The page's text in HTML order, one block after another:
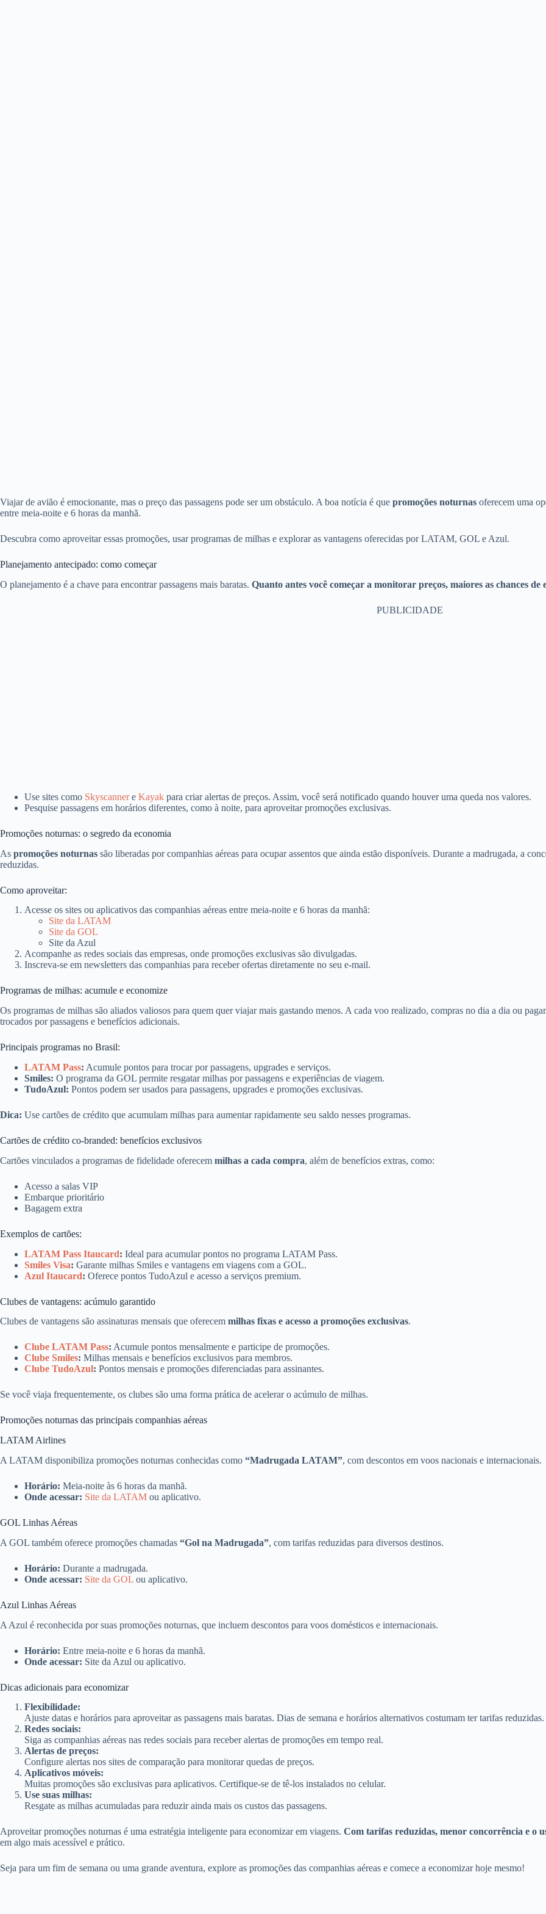
Viajar de avião é emocionante, mas o preço das passagens pode ser um obstáculo. A boa notícia é que promoções noturnas oferecem uma
entre meia-noite e 6 horas da manhã.
Descubra como aproveitar essas promoções, usar programas de milhas e explorar as vantagens oferecidas por LATAM, GOL e Azul.
Planejamento antecipado: como começar
O planejamento é a chave para encontrar passagens mais baratas. Quanto antes você começar a monitorar preços, maiores as chances de
PUBLICIDADE
Use sites como Skyscannere Kayak para criar alertas de preços. Assim, você será notificado quando houver uma queda nos valores.
Pesquise passagens em horários diferentes, como à noite, para aproveitar promoções exclusivas.
Promoções noturnas: o segredo da economia
As promoções noturnas são liberadas por companhias aéreas para ocupar assentos que ainda estão disponíveis. Durante a madrugada, a
reduzidas.
Como aproveitar:
Acesse os sites ou aplicativos das companhias aéreas entre meia-noite e 6 horas da manhã:
Site da LATAM
Site da GOL
Site da Azul
Acompanhe as redes sociais das empresas, onde promoções exclusivas são divulgadas.
Inscreva-se em newsletters das companhias para receber ofertas diretamente no seu e-mail.
Programas de milhas: acumule e economize
Os programas de milhas são aliados valiosos para quem quer viajar mais gastando menos. A cada voo realizado, compras no dia a dia ou
trocados por passagens e benefícios adicionais.
Principais programas no Brasil:
LATAM Pass: Acumule pontos para trocar por passagens, upgrades e serviços.
Smiles: O programa da GOL permite resgatar milhas por passagens e experiências de viagem.
TudoAzul: Pontos podem ser usados para passagens, upgrades e promoções exclusivas.
Dica: Use cartões de crédito que acumulam milhas para aumentar rapidamente seu saldo nesses programas.
Cartões de crédito co-branded: benefícios exclusivos
Cartões vinculados a programas de fidelidade oferecem milhas a cada compra, além de benefícios extras, como:
Acesso a salas VIP
Embarque prioritário
Bagagem extra
Exemplos de cartões:
LATAM Pass Itaucard: Ideal para acumular pontos no programa LATAM Pass.
Smiles Visa: Garante milhas Smiles e vantagens em viagens com a GOL.
Azul Itaucard: Oferece pontos TudoAzul e acesso a serviços premium.
Clubes de vantagens: acúmulo garantido
Clubes de vantagens são assinaturas mensais que oferecem milhas fixas e acesso a promoções exclusivas.
Clube LATAM Pass: Acumule pontos mensalmente e participe de promoções.
Clube Smiles: Milhas mensais e benefícios exclusivos para membros.
Clube TudoAzul: Pontos mensais e promoções diferenciadas para assinantes.
Se você viaja frequentemente, os clubes são uma forma prática de acelerar o acúmulo de milhas.
Promoções noturnas das principais companhias aéreas
LATAM Airlines
A LATAM disponibiliza promoções noturnas conhecidas como “Madrugada LATAM”, com descontos em voos nacionais e internacionais.
Horário: Meia-noite às 6 horas da manhã.
Onde acessar: Site da LATAM ou aplicativo.
GOL Linhas Aéreas
A GOL também oferece promoções chamadas “Gol na Madrugada”, com tarifas reduzidas para diversos destinos.
Horário: Durante a madrugada.
Onde acessar: Site da GOL ou aplicativo.
Azul Linhas Aéreas
A Azul é reconhecida por suas promoções noturnas, que incluem descontos para voos domésticos e internacionais.
Horário: Entre meia-noite e 6 horas da manhã.
Onde acessar: Site da Azul ou aplicativo.
Dicas adicionais para economizar
Flexibilidade:
Ajuste datas e horários para aproveitar as passagens mais baratas. Dias de semana e horários alternativos costumam ter tarifas reduzidas.
Redes sociais:
Siga as companhias aéreas nas redes sociais para receber alertas de promoções em tempo real.
Alertas de preços:
Configure alertas nos sites de comparação para monitorar quedas de preços.
Aplicativos móveis:
Muitas promoções são exclusivas para aplicativos. Certifique-se de tê-los instalados no celular.
Use suas milhas:
Resgate as milhas acumuladas para reduzir ainda mais os custos das passagens.
Aproveitar promoções noturnas é uma estratégia inteligente para economizar em viagens. Com tarifas reduzidas, menor concorrência e o
em algo mais acessível e prático.
Seja para um fim de semana ou uma grande aventura, explore as promoções das companhias aéreas e comece a economizar hoje mesmo!